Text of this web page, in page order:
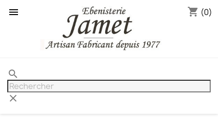
 shopping_cart (0)
search
clear